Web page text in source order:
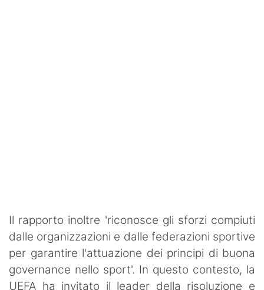
Il rapporto inoltre 'riconosce gli sforzi compiuti
dalle organizzazioni e dalle federazioni sportive
per garantire l'attuazione dei principi di buona
governance nello sport'. In questo contesto, la
UEFA ha invitato il leader della risoluzione e